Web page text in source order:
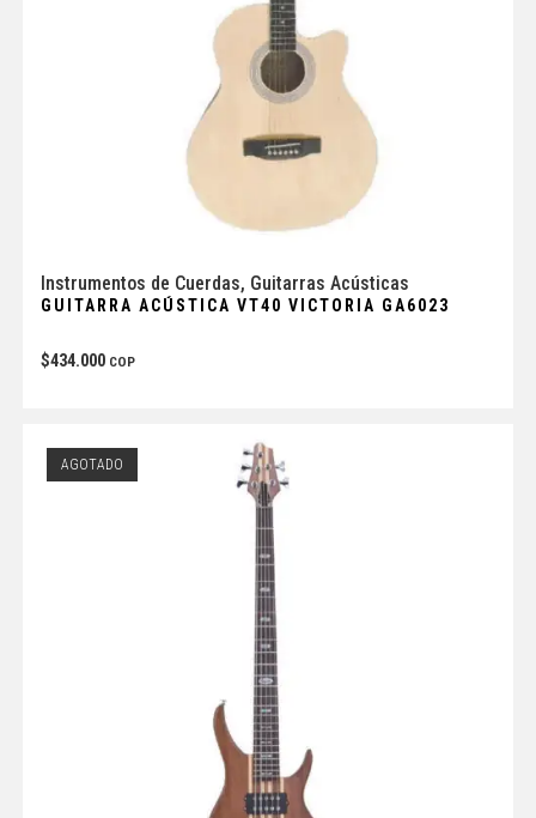
Instrumentos de Cuerdas, Guitarras Acústicas
GUITARRA ACÚSTICA VT40 VICTORIA GA6023
$434.000 COP
AGOTADO